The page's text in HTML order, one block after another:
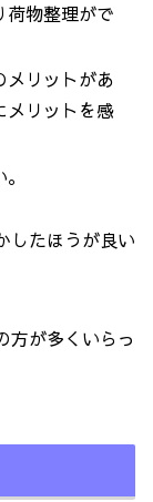
荷物整理がで
メリットがあ
メリットを感
したほうが良い
方が多くいらっ